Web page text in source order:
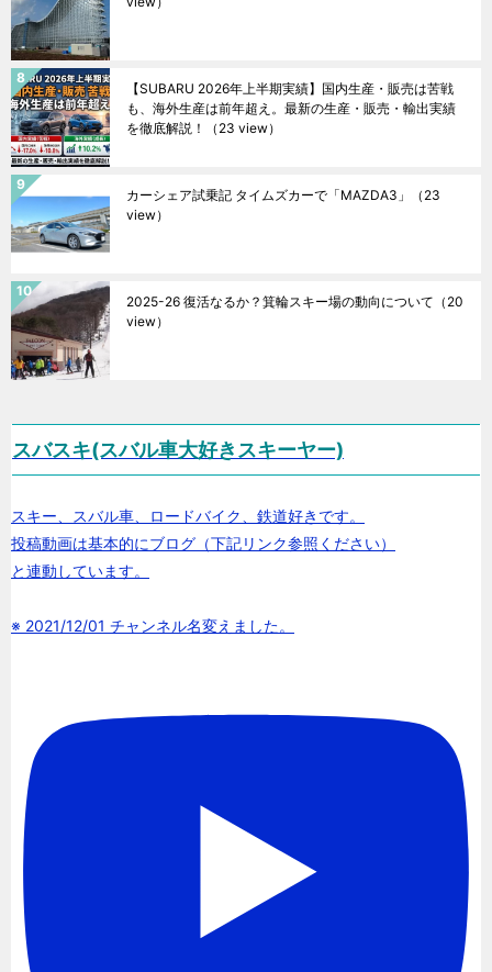
【SUBARU 2026年上半期実績】国内生産・販売は苦戦
も、海外生産は前年超え。最新の生産・販売・輸出実績
を徹底解説！
（23 view）
カーシェア試乗記 タイムズカーで「MAZDA3」
（23
view）
2025-26 復活なるか？箕輪スキー場の動向について （20
view）
スバスキ(スバル車大好きスキーヤー)
スキー、スバル車、ロードバイク、鉄道好きです。
投稿動画は基本的にブログ（下記リンク参照ください）
と連動しています。
※ 2021/12/01 チャンネル名変えました。